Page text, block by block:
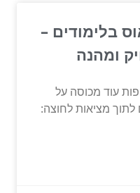
בלימודים –
ומהנה
עוד מכוסה על
מציאות לחוצה: